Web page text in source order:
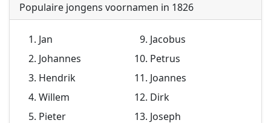
Populaire jongens voornamen in 1826
Jan
Johannes
Hendrik
Willem
Pieter
Jacobus
Petrus
Joannes
Dirk
Joseph